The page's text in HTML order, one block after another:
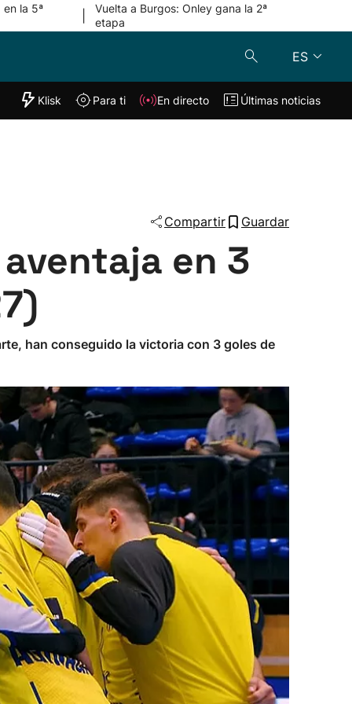
la 5ª
Vuelta a Burgos: Onley gana la 2ª
etapa
ES
"Helmuga"
Klisk En directo
Klisk Para ti En directo Últimas noticias
Compartir Guardar
en 3
han conseguido la victoria con 3 goles de